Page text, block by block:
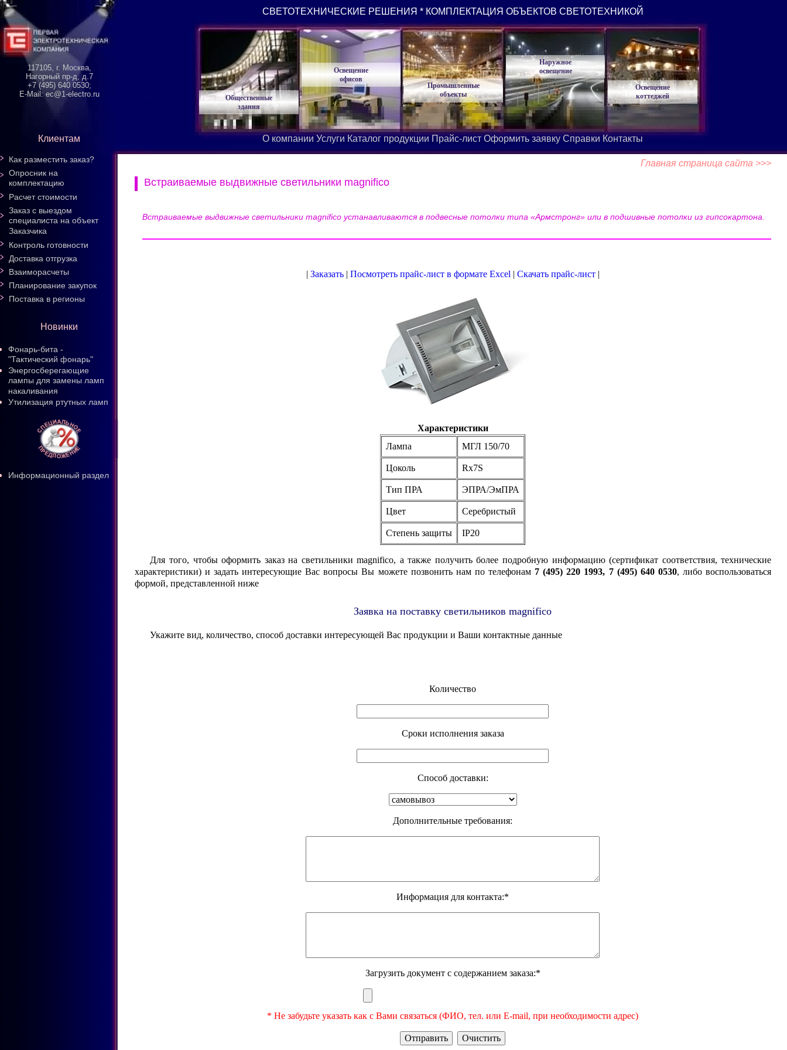
Главная страница сайта >>>
Встраиваемые выдвижные светильники magnifico
Встраиваемые выдвижные светильники magnifico устанавливаются в подвесные потолки типа «Армстронг» или в подшивные потолки из гипсокартона.
| Заказать| Посмотреть прайс-лист в формате Excel | Скачать прайс-лист|
Характеристики
Лампа
МГЛ 150/70
Цоколь Rx7S
Тип ПРА ЭПРА/ЭмПРА
Цвет Cеребристый
Степень защиты IP20
Для того, чтобы оформить заказ на светильники magnifico, а также получить более подробную информацию (сертификат соответствия, технические
характеристики) и задать интересующие Вас вопросы Вы можете позвонить нам по телефонам 7 (495) 220 1993, 7 (495) 640 0530, либо воспользоваться
формой, представленной ниже
Заявка на поставку светильников magnifico
Укажите вид, количество, способ доставки интересующей Вас продукции и Ваши контактные данные
Количество
Cроки исполнения заказа
Способ доставки:
Дополнительные требования:
Информация для контакта:*
Загрузить документ с содержанием заказа:*
* Не забудьте указать как с Вами связаться (ФИО, тел. или E-mail, при необходимости адрес)
Как разместить заказ?
Опросник на
комплектацию
Расчет стоимости
Заказ с выездом
специалиста на объект
Заказчика
Контроль готовности
Доставка отгрузка
Взаиморасчеты
Планирование закупок
Поставка в регионы
Новинки
Фонарь-бита -
"Тактический фонарь"
Энергосберегающие
лампы для замены ламп
накаливания
Утилизация ртутных ламп
Информационный раздел
117105, г. Москва,
Нагорный пр-д, д.7
+7 (495) 640 0530;
E-Mail: ec@1-electro.ru
Клиентам
СВЕТОТЕХНИЧЕСКИЕ РЕШЕНИЯ * КОМПЛЕКТАЦИЯ ОБЪЕКТОВ СВЕТОТЕХНИКОЙ
Общественные
здания
Освещение
офисов
Промышленные
объекты
Наружное
освещение
Освещение
коттеджей
О компании Услуги Каталог продукции Прайс-лист Оформить заявку Справки Контакты